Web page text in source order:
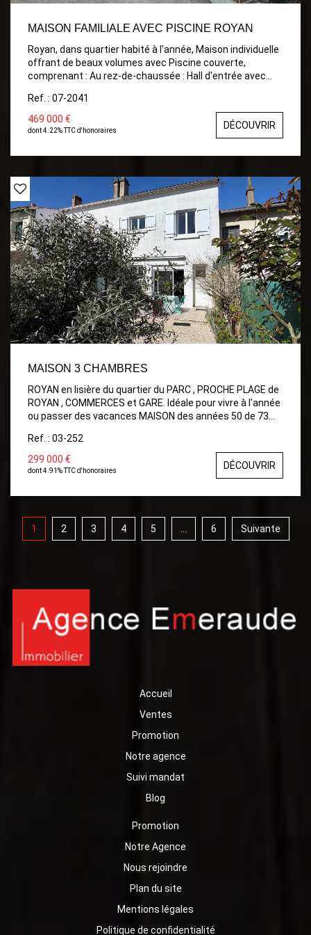
MAISON FAMILIALE AVEC PISCINE ROYAN
Royan, dans quartier habité à l'année, Maison individuelle
offrant de beaux volumes avec Piscine couverte,
comprenant : Au rez-de-chaussée : Hall d'entrée avec
donnant sur la piscine couverte, et le jardin, Une chambre
avec dressing, Une salle de bains, WC indépendant. À
l'étage : Un palier desservant deux chambres, Une salle
chaussée Chauffage électrique à l'étage Garage avec
Ref. : 07-2041
469 000 €
dont 4.22% TTC d'honoraires DÉCOUVRIR
MAISON 3 CHAMBRES
ROYAN en lisière du quartier du PARC , PROCHE PLAGE de
ROYAN , COMMERCES et GARE. Idéale pour vivre à l'année
ou passer des vacances MAISON des années 50 de 73
ouverte aménagée ouvrant sur Jardin intime, A l'étage:
Bel escalier en bois d'époque, palier desservant 3
Chambres et Salle d'eau wc avec fenêtre. Terrasse
dépendances au fond du Jardin. TOITURE refaite.
Ref. : 03-252
299 000 €
dont 4.91% TTC d'honoraires DÉCOUVRIR
1 2 3 4 5 6 Suivante
Accueil
Ventes
Promotion
Notre agence
Suivi mandat
Blog
Promotion
Notre Agence
Nous rejoindre
Plan du site
Mentions légales
Politique de confidentialité